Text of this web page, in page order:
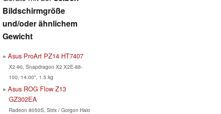
Bildschirmgröße
und/oder ähnlichem
Gewicht
Asus ProArt PZ14 HT7407
X2-90, Snapdragon X2 X2E-88-
100, 14.00", 1.5 kg
Asus ROG Flow Z13
GZ302EA
Radeon 8050S, Strix / Gorgon Halo